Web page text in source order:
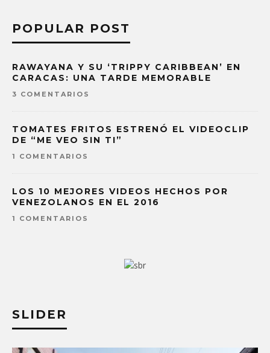
POPULAR POST
RAWAYANA Y SU ‘TRIPPY CARIBBEAN’ EN
CARACAS: UNA TARDE MEMORABLE
3 COMENTARIOS
TOMATES FRITOS ESTRENÓ EL VIDEOCLIP
DE “ME VEO SIN TI”
1 COMENTARIOS
LOS 10 MEJORES VIDEOS HECHOS POR
VENEZOLANOS EN EL 2016
1 COMENTARIOS
SLIDER